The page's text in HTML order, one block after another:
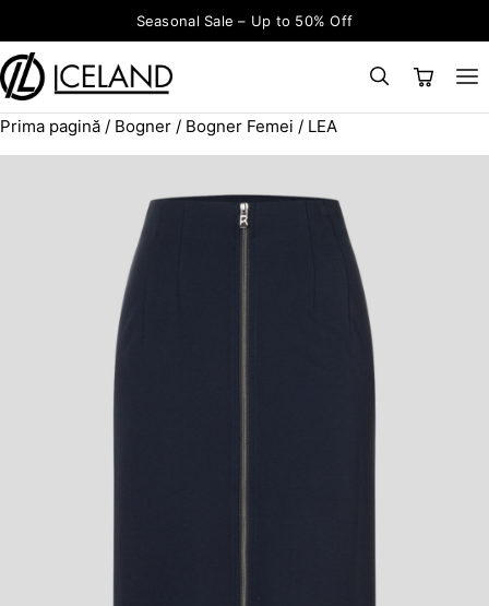
Seasonal Sale – Up to 50% Off
Prima pagină / Bogner / Bogner Femei / LEA